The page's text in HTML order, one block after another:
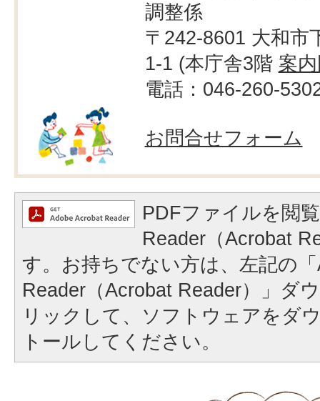
調整係
〒242-8601 大和市
1-1 (本庁舎3階 案
電話：046-260-
お問合せフォーム
PDFファイルを閲
Reader（Acrobat
す。お持ちでない方は、左記の
Reader（Acrobat Reader）」ダ
リックして、ソフトウェアをダ
トールしてください。